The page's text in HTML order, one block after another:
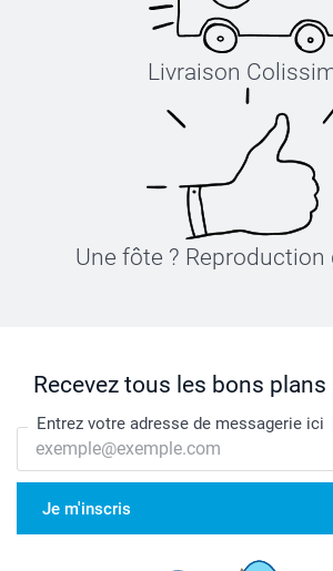
Livraison
Une fôte ? Reproduction
Recevez tous les bons
Entrez votre adresse de messagerie ici
Je m'inscris